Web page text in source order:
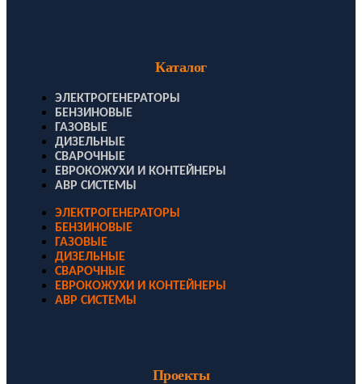
Каталог
ЭЛЕКТРОГЕНЕРАТОРЫ
БЕНЗИНОВЫЕ
ГАЗОВЫЕ
ДИЗЕЛЬНЫЕ
СВАРОЧНЫЕ
ЕВРОКОЖУХИ И КОНТЕЙНЕРЫ
АВР СИСТЕМЫ
ЭЛЕКТРОГЕНЕРАТОРЫ
БЕНЗИНОВЫЕ
ГАЗОВЫЕ
ДИЗЕЛЬНЫЕ
СВАРОЧНЫЕ
ЕВРОКОЖУХИ И КОНТЕЙНЕРЫ
АВР СИСТЕМЫ
Проекты